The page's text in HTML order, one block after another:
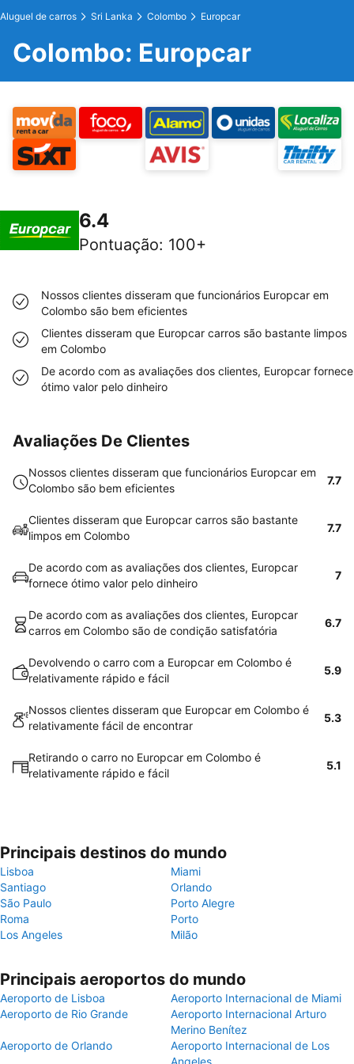
Aluguel de carros Sri Lanka Colombo Europcar
Colombo: Europcar
6.4
Pontuação: 100+
Nossos clientes disseram que funcionários Europcar em
Colombo são bem eficientes
Clientes disseram que Europcar carros são bastante limpos
em Colombo
De acordo com as avaliações dos clientes, Europcar fornece
ótimo valor pelo dinheiro
Avaliações De Clientes
Nossos clientes disseram que funcionários Europcar em
Colombo são bem eficientes
7.7
Clientes disseram que Europcar carros são bastante
limpos em Colombo
7.7
De acordo com as avaliações dos clientes, Europcar
fornece ótimo valor pelo dinheiro
7
De acordo com as avaliações dos clientes, Europcar
carros em Colombo são de condição satisfatória
6.7
Devolvendo o carro com a Europcar em Colombo é
relativamente rápido e fácil
5.9
Nossos clientes disseram que Europcar em Colombo é
relativamente fácil de encontrar
5.3
Retirando o carro no Europcar em Colombo é
relativamente rápido e fácil
5.1
Principais destinos do mundo
Lisboa
Miami
Santiago
Orlando
São Paulo
Porto Alegre
Roma
Porto
Los Angeles
Milão
Principais aeroportos do mundo
Aeroporto de Lisboa
Aeroporto Internacional de Miami
Aeroporto de Rio Grande
Aeroporto Internacional Arturo
Merino Benítez
Aeroporto de Orlando
Aeroporto Internacional de Los
Angeles